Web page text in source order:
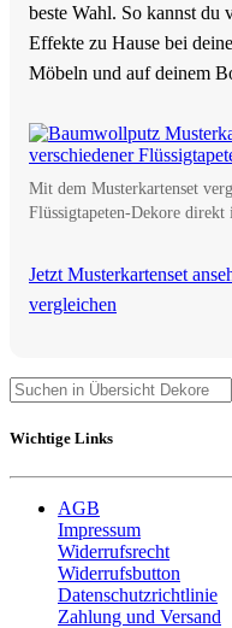
beste Wahl. So kannst du
Effekte zu Hause bei
Möbeln und auf deinem
Mit dem Musterkartenset
Flüssigtapeten-Dekore direkt
Jetzt Musterkartenset
vergleichen
Wichtige Links
AGB
Impressum
Widerrufsrecht
Widerrufsbutton
Datenschutzrichtlinie
Zahlung und Versand